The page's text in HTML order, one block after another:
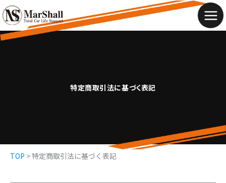
内
容
を
特定商取引法に基づく表記
TOP >特定商取引法に基づく表記